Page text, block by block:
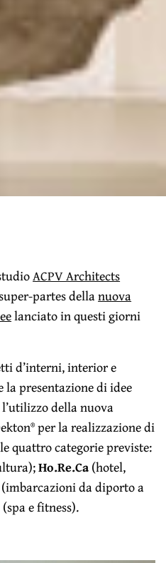
ACPV Architects
partes dellanuova
lanciato in questi giorni
d’interni, interior e
presentazione di idee
della nuova
per la realizzazione di
quattro categorie previste:
Ho.Re.Ca(hotel,
da diporto a
(spa e fitness).